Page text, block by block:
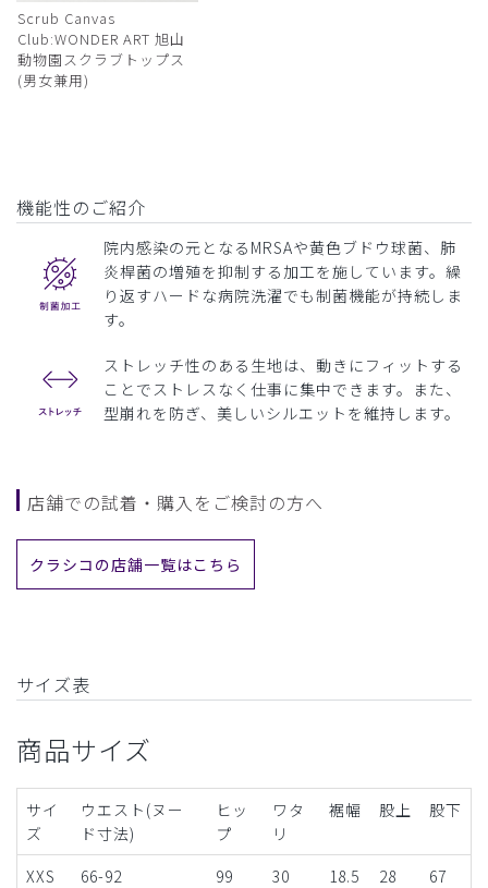
Scrub Canvas
Club:WONDER ART 旭山
動物園スクラブトップス
(男女兼用)
機能性のご紹介
院内感染の元となるMRSAや黄色ブドウ球菌、肺
炎桿菌の増殖を抑制する加工を施しています。繰
り返すハードな病院洗濯でも制菌機能が持続しま
す。
ストレッチ性のある生地は、動きにフィットする
ことでストレスなく仕事に集中できます。また、
型崩れを防ぎ、美しいシルエットを維持します。
店舗での試着・購入をご検討の方へ
クラシコの店舗一覧はこちら
サイズ表
商品サイズ
サイ
ズ
ウエスト(ヌー
ド寸法)
ヒッ
プ
ワタ
リ
裾幅 股上 股下
XXS 66-92 99 30 18.5 28
67